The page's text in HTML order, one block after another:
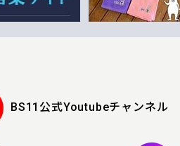
BS11公式Youtubeチャンネル